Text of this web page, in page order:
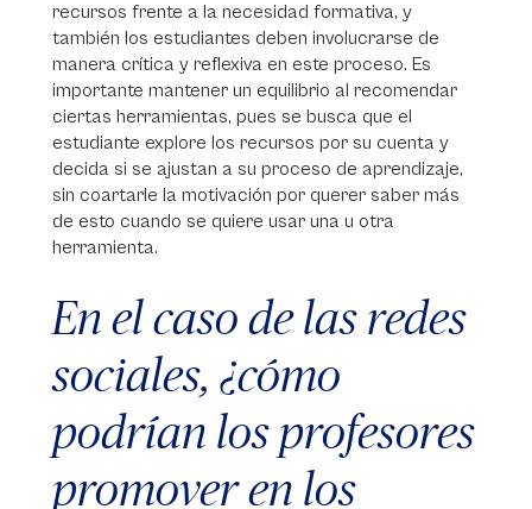
recursos frente a la necesidad formativa, y
también los estudiantes deben involucrarse de
manera crítica y reflexiva en este proceso. Es
importante mantener un equilibrio al recomendar
ciertas herramientas, pues se busca que el
estudiante explore los recursos por su cuenta y
decida si se ajustan a su proceso de aprendizaje,
sin coartarle la motivación por querer saber más
de esto cuando se quiere usar una u otra
herramienta.
En el caso de las redes
sociales, ¿cómo
podrían los profesores
promover en los